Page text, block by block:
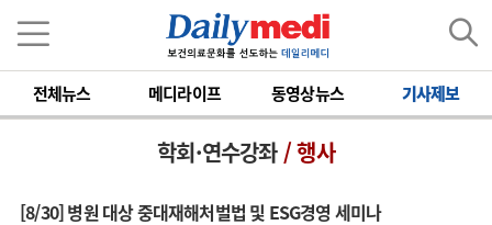
전체뉴스 메디라이프 동영상뉴스 기사제보
학회·연수강좌/ 행사
[8/30] 병원 대상 중대재해처벌법 및 ESG경영 세미나